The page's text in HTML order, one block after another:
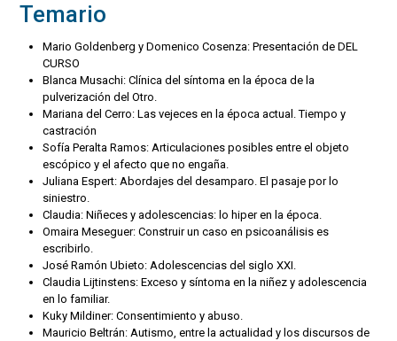
Temario
Mario Goldenberg y Domenico Cosenza: Presentación de DEL
CURSO
Blanca Musachi: Clínica del síntoma en la época de la
pulverización del Otro.
Mariana del Cerro: Las vejeces en la época actual. Tiempo y
castración
Sofía Peralta Ramos: Articulaciones posibles entre el objeto
escópico y el afecto que no engaña.
Juliana Espert: Abordajes del desamparo. El pasaje por lo
siniestro.
Claudia: Niñeces y adolescencias: lo hiper en la época.
Omaira Meseguer: Construir un caso en psicoanálisis es
escribirlo.
José Ramón Ubieto: Adolescencias del siglo XXI.
Claudia Lijtinstens: Exceso y síntoma en la niñez y adolescencia
en lo familiar.
Kuky Mildiner: Consentimiento y abuso.
Mauricio Beltrán: Autismo, entre la actualidad y los discursos de